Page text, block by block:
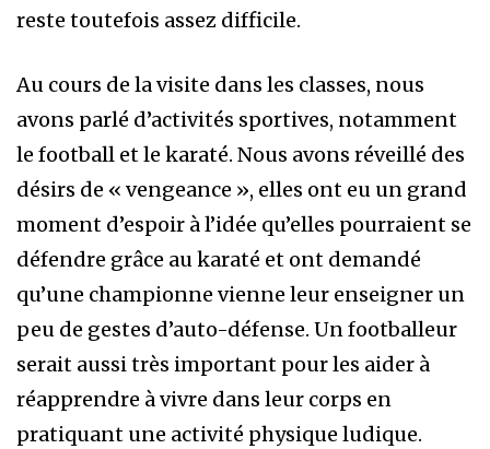
reste toutefois assez difficile.
Au cours de la visite dans les classes, nous
avons parlé d’activités sportives, notamment
le football et le karaté. Nous avons réveillé des
désirs de « vengeance », elles ont eu un grand
moment d’espoir à l’idée qu’elles pourraient se
défendre grâce au karaté et ont demandé
qu’une championne vienne leur enseigner un
peu de gestes d’auto-défense. Un footballeur
serait aussi très important pour les aider à
réapprendre à vivre dans leur corps en
pratiquant une activité physique ludique.